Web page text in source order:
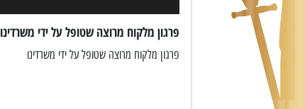
פרגון מלקוח מרוצה שטופל על ידי משרדינו
פרגון מלקוח מרוצה שטופל על ידי משרדינו